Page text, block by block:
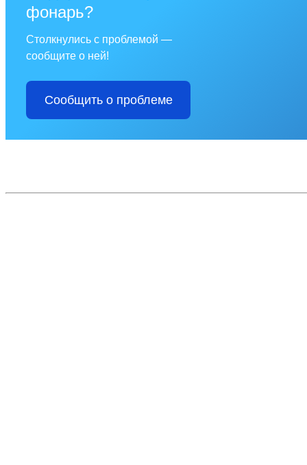
фонарь?
Столкнулись с проблемой —
сообщите о ней!
Сообщить о проблеме